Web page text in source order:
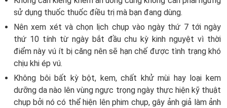
sử dụng thuốc thuốc điều trị mà bạn đang dùng.
Nên xem xét và chọn lịch chụp vào ngày thứ 7 tới ngày
thứ 10 tính từ ngày bắt đầu chu kỳ kinh nguyệt vì thời
điểm này vú ít bị căng nên sẽ hạn chế được tình trạng khó
chịu khi ép vú.
Không bôi bất kỳ bột, kem, chất khử mùi hay loại kem
dưỡng da nào lên vùng ngực trọng ngày thực hiện kỹ thuật
chụp bởi nó có thể hiện lên phim chụp, gây ảnh giả làm ảnh